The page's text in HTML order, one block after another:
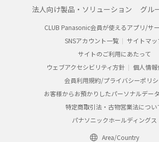
法人向け製品・ソリューション グル
CLUB Panasonic会員が使えるアプリ/サ
SNSアカウント一覧
サイトマッ
サイトのご利用にあたって
ウェブアクセシビリティ方針
個人情
会員利用規約/プライバシーポリ
お客様からお預かりしたパーソナルデー
特定商取引法・古物営業法につい
パナソニックホールディングス
Area/Country